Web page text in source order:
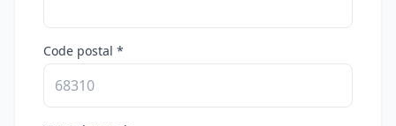
Code postal *